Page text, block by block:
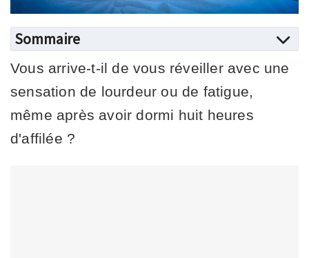
Sommaire
Vous arrive-t-il de vous réveiller avec une
sensation de lourdeur ou de fatigue,
même après avoir dormi huit heures
d'affilée ?